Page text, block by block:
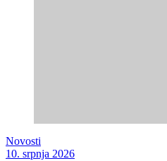
Novosti
10. srpnja 2026